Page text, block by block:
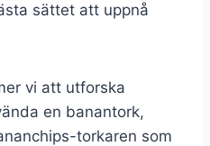
sättet att uppnå
vi att utforska
en banantork,
torkaren som